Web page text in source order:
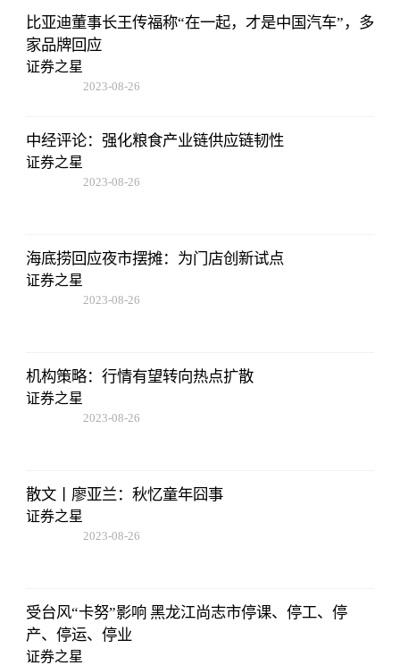
比亚迪董事长王传福称“在一起，才是中国汽车”，多
家品牌回应
证券之星
2023-08-26
中经评论：强化粮食产业链供应链韧性
证券之星
2023-08-26
海底捞回应夜市摆摊：为门店创新试点
证券之星
2023-08-26
机构策略：行情有望转向热点扩散
证券之星
2023-08-26
散文丨廖亚兰：秋忆童年囧事
证券之星
2023-08-26
受台风“卡努”影响 黑龙江尚志市停课、停工、停
产、停运、停业
证券之星